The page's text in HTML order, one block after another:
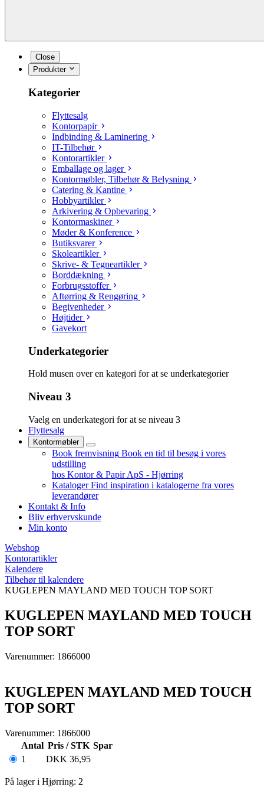
Close
Produkter
Kategorier
Flyttesalg
Kontorpapir
Indbinding & Laminering
IT-Tilbehør
Kontorartikler
Emballage og lager
Kontormøbler, Tilbehør & Belysning
Catering & Kantine
Hobbyartikler
Arkivering & Opbevaring
Kontormaskiner
Møder & Konference
Butiksvarer
Skoleartikler
Skrive- & Tegneartikler
Borddækning
Forbrugsstoffer
Aftørring & Rengøring
Begivenheder
Højtider
Gavekort
Underkategorier
Hold musen over en kategori for at se underkategorier
Niveau 3
Vaelg en underkategori for at se niveau 3
Flyttesalg
Kontormøbler
Book fremvisning Book en tid til besøg i vores
udstilling
hos Kontor & Papir ApS - Hjørring
Kataloger Find inspiration i katalogerne fra vores
leverandører
Kontakt & Info
Bliv erhvervskunde
Min konto
Webshop
Kontorartikler
Kalendere
Tilbehør til kalendere
KUGLEPEN MAYLAND MED TOUCH TOP SORT
KUGLEPEN MAYLAND MED TOUCH
TOP SORT
Varenummer: 1866000
KUGLEPEN MAYLAND MED TOUCH
TOP SORT
Varenummer: 1866000
Antal Pris / STK Spar
1
DKK 36,95
På lager i Hjørring: 2